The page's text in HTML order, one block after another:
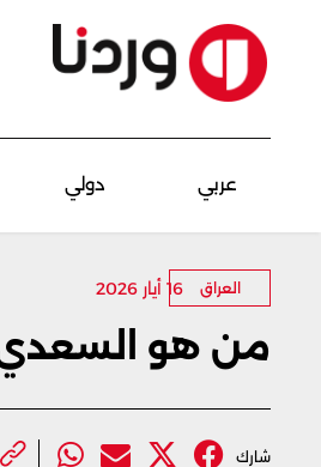
عربي دولي
العراق 16 أيار 2026
من هو
شارك